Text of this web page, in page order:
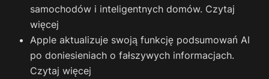
samochodów i inteligentnych domów. Czytaj
więcej
Apple aktualizuje swoją funkcję podsumowań AI
po doniesieniach o fałszywych informacjach.
Czytaj więcej